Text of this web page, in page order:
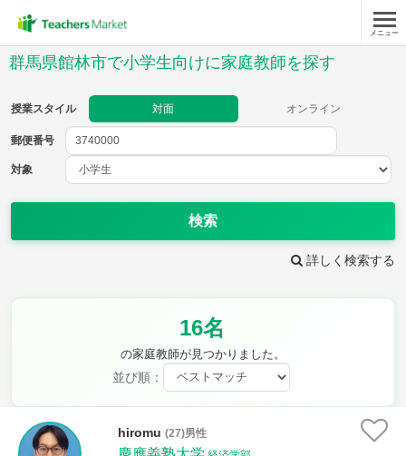
メニュー
群馬県館林市で小学生向けに家庭教師を探す
授業スタイル 対面 オンライン
郵便番号
対象
検索
詳しく検索する
16名
の家庭教師が見つかりました。
並び順：
hiromu (27)男性
郵便番号
教科
理科
保健・体育 図画工作 書写
時給：¥1,000 ～ ¥10,000